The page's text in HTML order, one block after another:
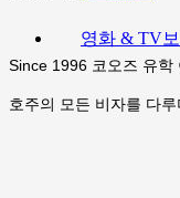
영화 & TV보
Since 1996 코오즈 유학
호주의 모든 비자를 다